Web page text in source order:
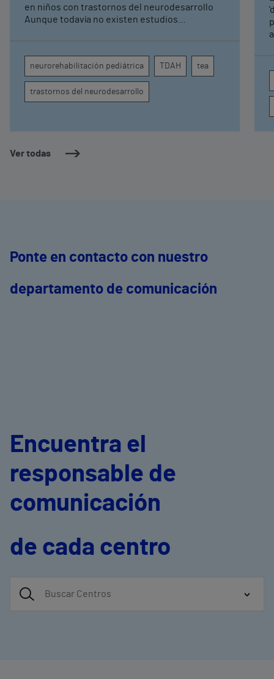
Ver todas
pediátrica de Vithas
en niños con trastornos del neurodesarrollo
Aunque todavía no existen estudios
atención, la regulación emocional y la
conducta
neurorehabilitación pediátrica TDAH tea
trastornos del neurodesarrollo
Ponte en contacto con nuestro
departamento de comunicación
Encuentra el
responsable de
comunicación
de cada centro